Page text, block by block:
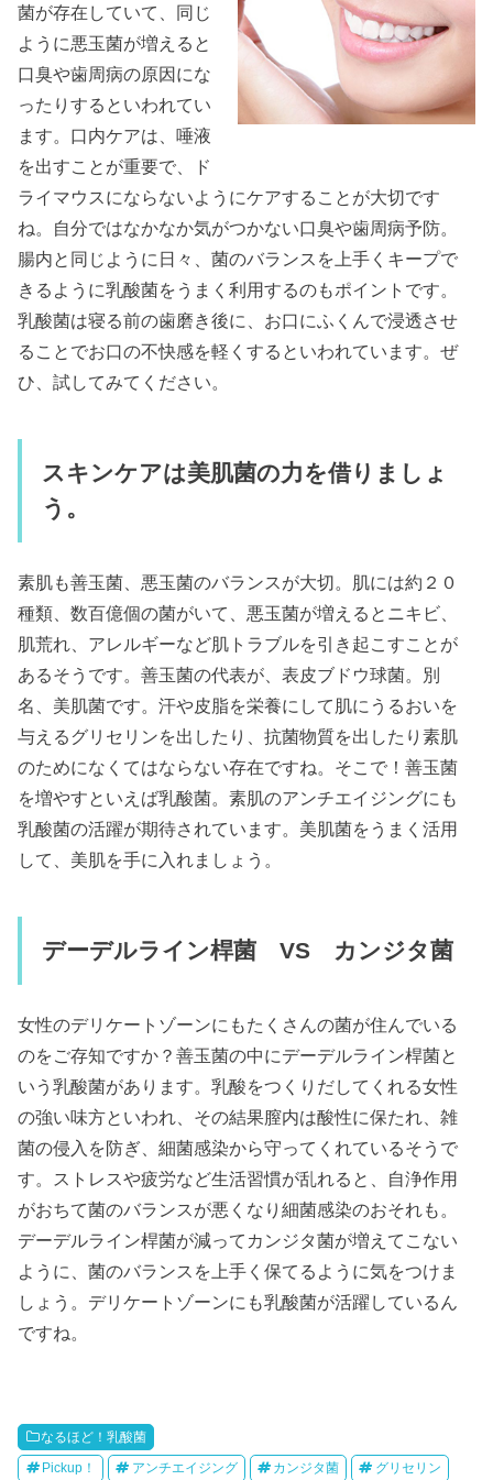
菌が存在していて、同じ
ように悪玉菌が増えると
口臭や歯周病の原因にな
ったりするといわれてい
ます。口内ケアは、唾液
を出すことが重要で、ド
ライマウスにならないようにケアすることが大切です
ね。自分ではなかなか気がつかない口臭や歯周病予防。
腸内と同じように日々、菌のバランスを上手くキープで
きるように乳酸菌をうまく利用するのもポイントです。
乳酸菌は寝る前の歯磨き後に、お口にふくんで浸透させ
ることでお口の不快感を軽くするといわれています。ぜ
ひ、試してみてください。
スキンケアは美肌菌の力を借りましょ
う。
素肌も善玉菌、悪玉菌のバランスが大切。肌には約２０
種類、数百億個の菌がいて、悪玉菌が増えるとニキビ、
肌荒れ、アレルギーなど肌トラブルを引き起こすことが
あるそうです。善玉菌の代表が、表皮ブドウ球菌。別
名、美肌菌です。汗や皮脂を栄養にして肌にうるおいを
与えるグリセリンを出したり、抗菌物質を出したり素肌
のためになくてはならない存在ですね。そこで！善玉菌
を増やすといえば乳酸菌。素肌のアンチエイジングにも
乳酸菌の活躍が期待されています。美肌菌をうまく活用
して、美肌を手に入れましょう。
デーデルライン桿菌 VSカンジタ菌
女性のデリケートゾーンにもたくさんの菌が住んでいる
のをご存知ですか？善玉菌の中にデーデルライン桿菌と
いう乳酸菌があります。乳酸をつくりだしてくれる女性
の強い味方といわれ、その結果膣内は酸性に保たれ、雑
菌の侵入を防ぎ、細菌感染から守ってくれているそうで
す。ストレスや疲労など生活習慣が乱れると、自浄作用
がおちて菌のバランスが悪くなり細菌感染のおそれも。
デーデルライン桿菌が減ってカンジタ菌が増えてこない
ように、菌のバランスを上手く保てるように気をつけま
しょう。デリケートゾーンにも乳酸菌が活躍しているん
ですね。
なるほど！乳酸菌
Pickup！ アンチエイジング カンジタ菌 グリセリン